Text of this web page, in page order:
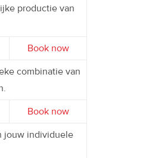
productie van
Book now
combinatie van
Book now
jouw individuele